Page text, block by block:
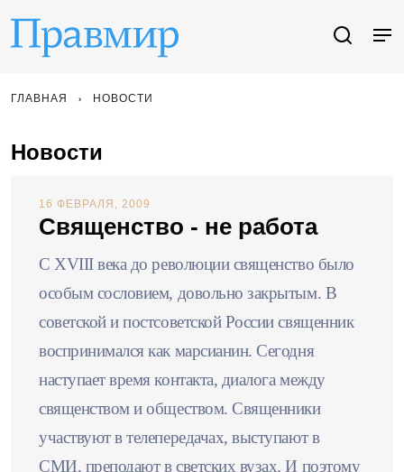
ГЛАВНАЯ НОВОСТИ
Новости
16 ФЕВРАЛЯ, 2009
Священство - не работа
С XVIII века до революции священство было
особым сословием, довольно закрытым. В
советской и постсоветской России священник
воспринимался как марсианин. Сегодня
наступает время контакта, диалога между
священством и обществом. Священники
участвуют в телепередачах, выступают в
СМИ, преподают в светских вузах. И поэтому